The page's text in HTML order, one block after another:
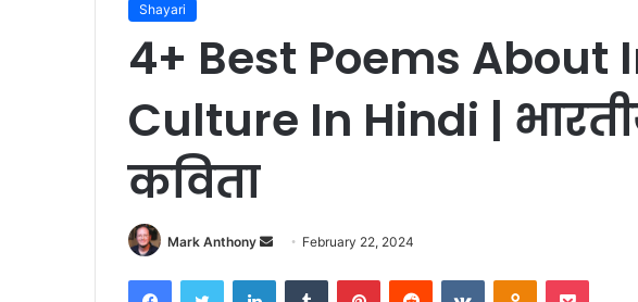
Shayari
4+ Best Poems About
Culture In Hindi |
कविता
Mark Anthony
Send
email
February 22, 2024
FacebookTwitter LinkedInTumblr PinterestReddit VKontakteOdnoklassniki
Pocket